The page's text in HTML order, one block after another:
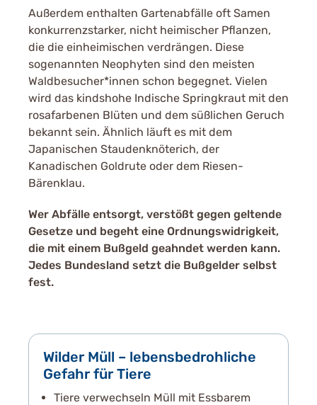
Außerdem enthalten Gartenabfälle oft Samen
konkurrenzstarker, nicht heimischer Pflanzen,
die die einheimischen verdrängen. Diese
sogenannten Neophyten sind den meisten
Waldbesucher*innen schon begegnet. Vielen
wird das kindshohe Indische Springkraut mit den
rosafarbenen Blüten und dem süßlichen Geruch
bekannt sein. Ähnlich läuft es mit dem
Japanischen Staudenknöterich, der
Kanadischen Goldrute oder dem Riesen-
Bärenklau.
Wer Abfälle entsorgt, verstößt gegen geltende
Gesetze und begeht eine Ordnungswidrigkeit,
die mit einem Bußgeld geahndet werden kann.
Jedes Bundesland setzt die Bußgelder selbst
fest.
Wilder Müll – lebensbedrohliche
Gefahr für Tiere
Tiere verwechseln Müll mit Essbarem